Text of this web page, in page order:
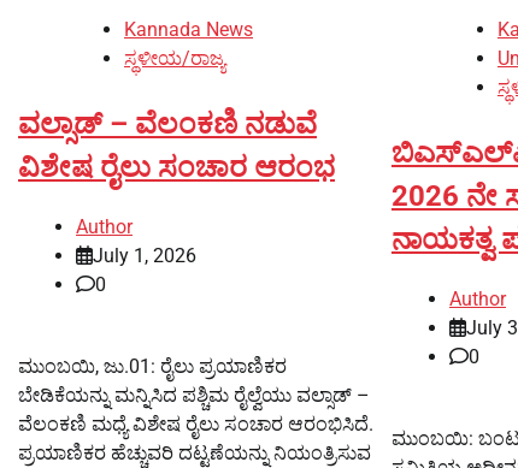
Kannada News
ಸ್ಥಳೀಯ/ರಾಜ್ಯ
ವಲ್ಸಾಡ್ – ವೆಲಂಕಣಿ ನಡುವೆ
ವಿಶೇಷ ರೈಲು ಸಂಚಾರ ಆರಂಭ
Author
July 1, 2026
0
ಮುಂಬಯಿ, ಜು.01: ರೈಲು ಪ್ರಯಾಣಿಕರ
ಬೇಡಿಕೆಯನ್ನು ಮನ್ನಿಸಿದ ಪಶ್ಚಿಮ ರೈಲ್ವೆಯು ವಲ್ಸಾಡ್ –
ವೆಲಂಕಣಿ ಮಧ್ಯೆ ವಿಶೇಷ ರೈಲು ಸಂಚಾರ ಆರಂಭಿಸಿದೆ.
ಪ್ರಯಾಣಿಕರ ಹೆಚ್ಚುವರಿ ದಟ್ಟಣೆಯನ್ನು ನಿಯಂತ್ರಿಸುವ
2026 ನೇ
ನಾಯಕತ್ವ
Author
July
0
ಮುಂಬಯಿ: